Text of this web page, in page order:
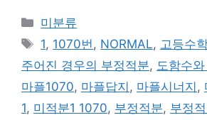
카
테
고
리
미분류
태
그
1, 1070번 , NORMAL, 고등수
주어진 경우의 부정적분, 도함수
마플1070, 마플답지 , 마플시너지 ,
1, 미적분1 1070, 부정적분, 부정